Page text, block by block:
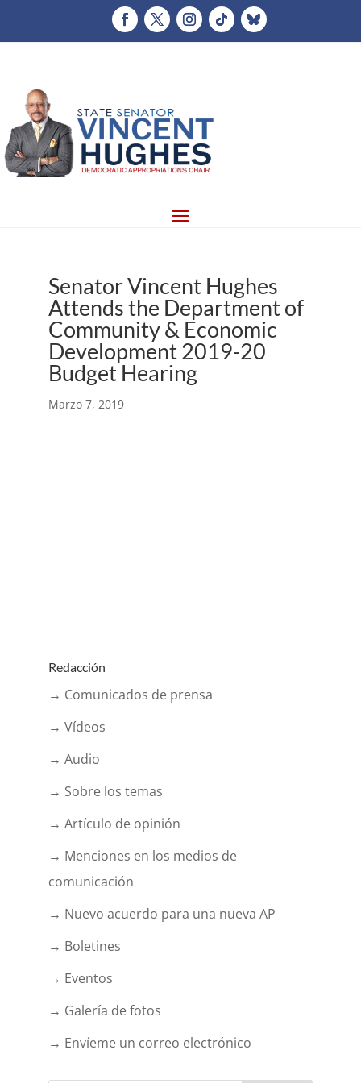
Senator Vincent Hughes
Attends the Department of
Community & Economic
Development 2019-20
Budget Hearing
Marzo 7, 2019
Redacción
→ Comunicados de prensa
→ Vídeos
→ Audio
→ Sobre los temas
→ Artículo de opinión
→ Menciones en los medios de
comunicación
→ Nuevo acuerdo para una nueva AP
→ Boletines
→ Eventos
→ Galería de fotos
→ Envíeme un correo electrónico